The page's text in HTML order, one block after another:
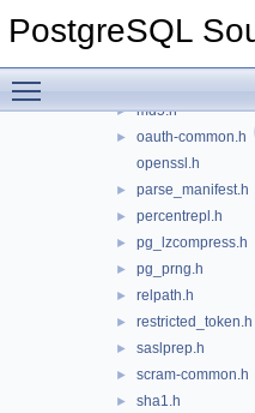
PostgreSQL
► kwlookup.h
► md5.h
►
oauth-common.h
openssl.h
► parse_manifest.h
► percentrepl.h
► pg_lzcompress.h
► pg_prng.h
► relpath.h
► restricted_token.h
► saslprep.h
► scram-common.h
► sha1.h